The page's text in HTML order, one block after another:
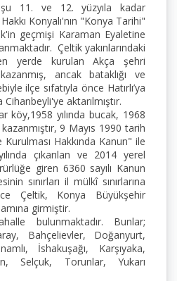
11. ve 12. yüzyıla kadar
Konyalı'nın "Konya Tarihi"
geçmişi Karaman Eyaletine
Çeltik yakınlarındaki
yerde kurulan Akça şehri
ancak bataklığı ve
ilçe sıfatıyla önce Hatırlı’ya
aktarılmıştır.
köy,1958 yılında bucak, 1968
9 Mayıs 1990 tarih
Kurulması Hakkında Kanun" ile
çıkarılan ve 2014 yerel
giren 6360 sayılı Kanun
sınırları il mülkî sınırlarına
Çeltik, Konya Büyükşehir
girmiştir.
bulunmaktadır. Bunlar;
Bahçelievler, Doğanyurt,
İshakuşağı, Karşıyaka,
Selçuk, Torunlar, Yukarı